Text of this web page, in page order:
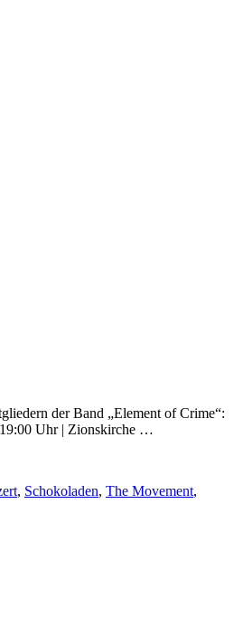
der Band „Element of Crime“:
19:00 Uhr | Zionskirche …
, Schokoladen, The Movement,